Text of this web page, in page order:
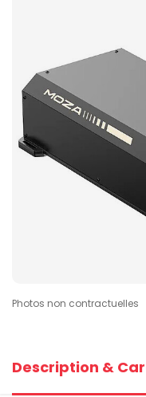
Photos non contractuelles
Description &